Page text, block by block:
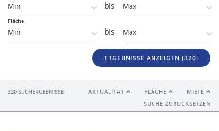
bis
Fläche
bis
ERGEBNISSE ANZEIGEN (320)
320 SUCHERGEBNISSE AKTUALITÄT FLÄCHE
MIETE
SUCHE ZURÜCKSETZEN